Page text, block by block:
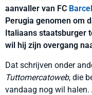
aanvaller van FC
Perugia genomen om
Italiaans staatsburger
wil hij zijn overgang
Dat schrijven onder
Tuttomercatoweb, die
vandaag nog wil